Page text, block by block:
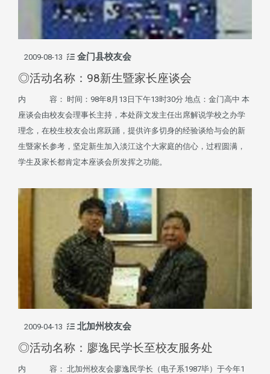
2009-08-13 金门县校友会
◎活动名称：98新生暨家长座谈会
内 容： 时间：98年8月13日下午13时30分 地点：金门高中 本
座谈会由校友会理事长主持，本处薛文发主任出席解说学校之办学
理念，在校生校友会出席跃踊，提供许多切身的经验谈给与会的新
生暨家长参考，坚定新生加入淡江这个大家庭的信心，过程圆满，
学生及家长都肯定本座谈会所发挥之功能。
2009-04-13 北加州校友会
◎活动名称：廖逸民学长至校友服务处
内 容： 北加州校友会廖逸民学长（电子系1987毕）于今年1